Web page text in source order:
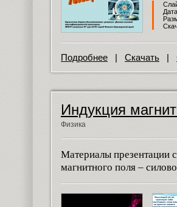
Подробнее | Скачать |
Индукция
Физика
Материалы презентации
магнитного поля –